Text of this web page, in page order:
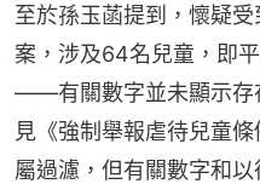
至於孫玉菡提到，懷疑
案，涉及64名兒童，即
——有關數字並未顯示存
見《強制舉報虐待兒童
屬過濾，但有關數字和